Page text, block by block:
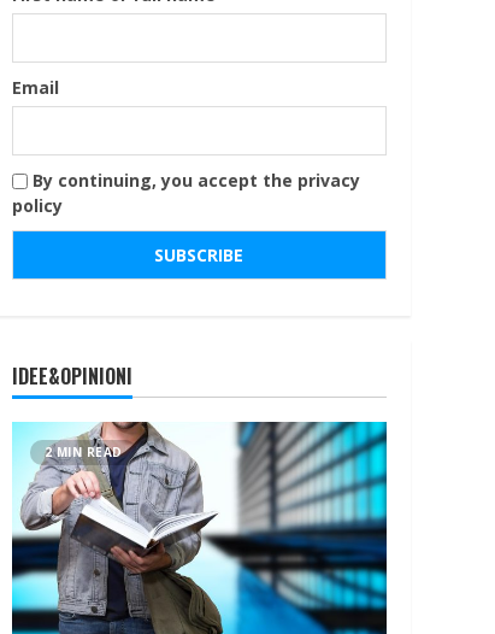
Email
By continuing, you accept the privacy
policy
IDEE&OPINIONI
2 MIN READ